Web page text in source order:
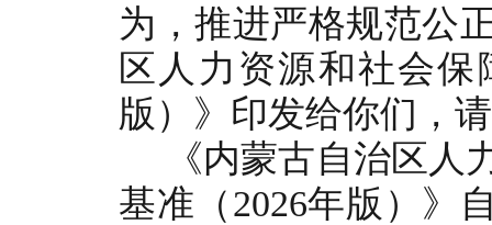
为，推进严格规范公
区人力资源和社会
版）》印发给你们
《内蒙古自治区
基准（2026年版）》